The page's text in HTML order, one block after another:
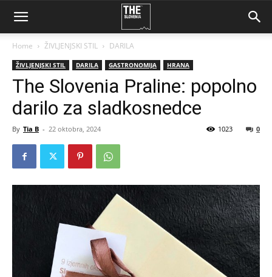
Home ŽIVLJENJSKI STIL DARILA
ŽIVLJENJSKI STIL DARILA GASTRONOMIJA HRANA
The Slovenia Praline: popolno
darilo za sladkosnedce
By Tia B - 22 oktobra, 2024 0
1023